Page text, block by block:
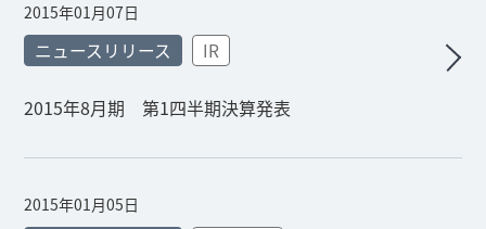
2015年01月07日
ニュースリリース IR
2015年8月期 第1四半期決算発表
2015年01月05日